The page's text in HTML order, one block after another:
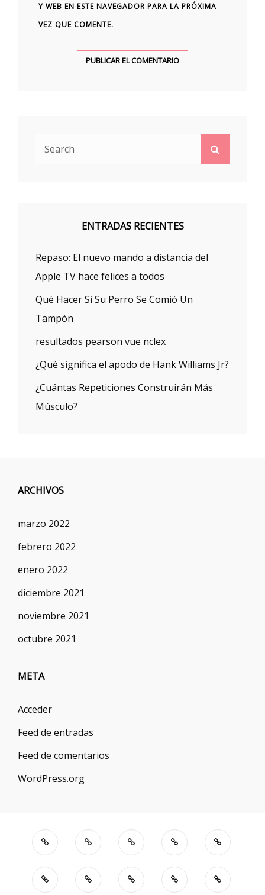
Y WEB EN ESTE NAVEGADOR PARA LA PRÓXIMA
VEZ QUE COMENTE.
ENTRADAS RECIENTES
Repaso: El nuevo mando a distancia del
Apple TV hace felices a todos
Qué Hacer Si Su Perro Se Comió Un
Tampón
resultados pearson vue nclex
¿Qué significa el apodo de Hank Williams Jr?
¿Cuántas Repeticiones Construirán Más
Músculo?
ARCHIVOS
marzo 2022
febrero 2022
enero 2022
diciembre 2021
noviembre 2021
octubre 2021
META
Acceder
Feed de entradas
Feed de comentarios
WordPress.org